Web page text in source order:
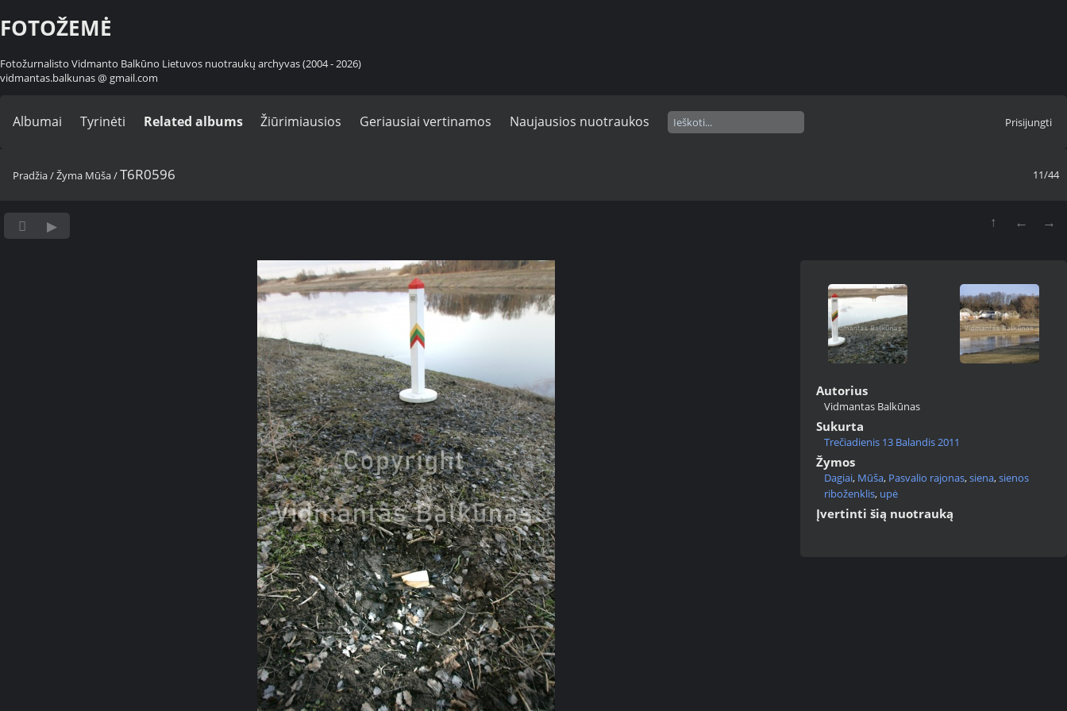
FOTOŽEMĖ
Fotožurnalisto Vidmanto Balkūno Lietuvos nuotraukų archyvas (2004 - 2026)
vidmantas.balkunas @ gmail.com
Albumai Tyrinėti Related albums Žiūrimiausios Geriausiai vertinamos Naujausios nuotraukos Prisijungti
11/44
Pradžia/Žyma Mūša/T6R0596
Autorius
Vidmantas Balkūnas
Sukurta
Trečiadienis 13 Balandis 2011
Žymos
Dagiai, Mūša, Pasvalio rajonas,siena,sienos
riboženklis, upė
Įvertinti šią nuotrauką